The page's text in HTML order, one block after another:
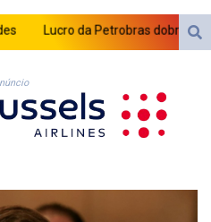
ARS 1727.972826
AUD 1.638476
AZN 1.960615
BAM 1.952344
BBD 2.320382
BDT 142.607535
BMD 1.15234
BND 1.477278
Lucro da Petrobras dobra com